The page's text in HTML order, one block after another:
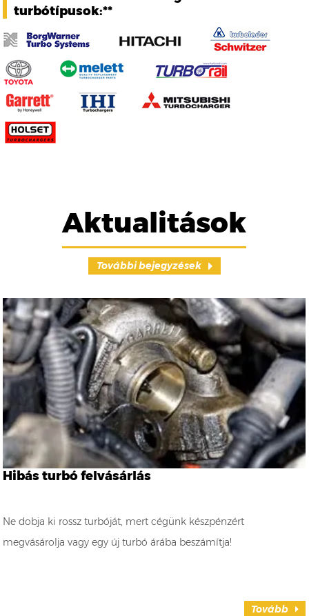
turbótípusok:**
Aktualitások
További bejegyzések
Hibás turbó felvásárlás
Ne dobja ki rossz turbóját, mert cégünk készpénzért
megvásárolja vagy egy új turbó árába beszámítja!
Tovább